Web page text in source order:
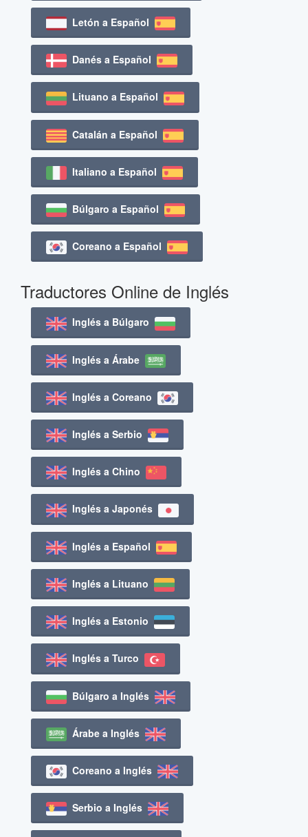
Letón a Español
Danés a Español
Lituano a Español
Catalán a Español
Italiano a Español
Búlgaro a Español
Coreano a Español
Traductores Online de Inglés
Inglés a Búlgaro
Inglés a Árabe
Inglés a Coreano
Inglés a Serbio
Inglés a Chino
Inglés a Japonés
Inglés a Español
Inglés a Lituano
Inglés a Estonio
Inglés a Turco
Búlgaro a Inglés
Árabe a Inglés
Coreano a Inglés
Serbio a Inglés